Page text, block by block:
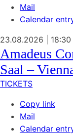
Mail
Calendar
23.08.2026 |
Amadeus
Saal –
TICKETS
Copy link
Mail
Calendar